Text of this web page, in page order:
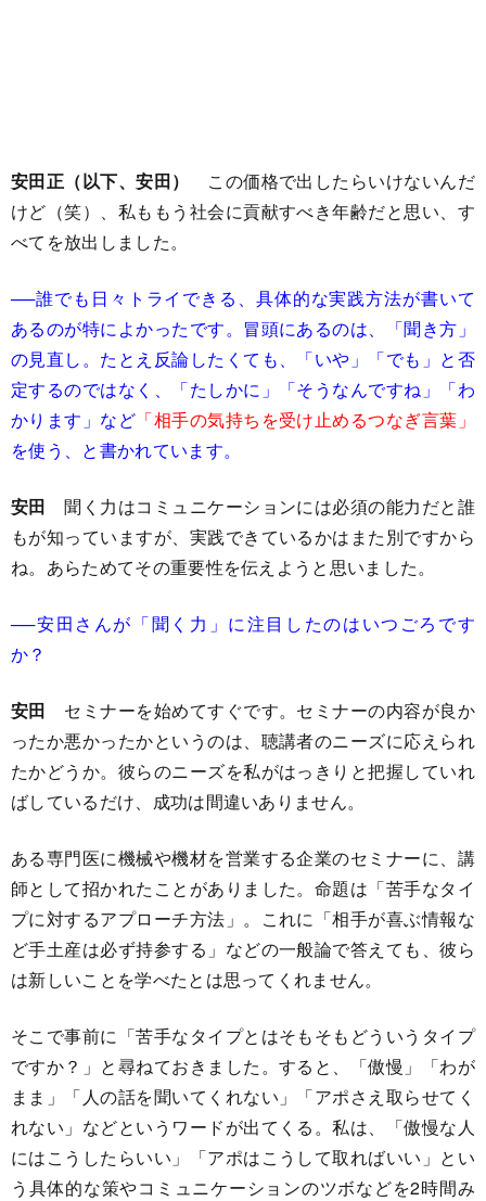
安田正（以下、安田）
この価格で出したらいけないんだ
けど（笑）、私ももう社会に貢献すべき年齢だと思い、す
べてを放出しました。
──誰でも日々トライできる、具体的な実践方法が書いて
あるのが特によかったです。冒頭にあるのは、「聞き方」
の見直し。たとえ反論したくても、「いや」「でも」と否
定するのではなく、「たしかに」「そうなんですね」「わ
かります」など 「相手の気持ちを受け止めるつなぎ言葉」
を使う、と書かれています。
安田 聞く力はコミュニケーションには必須の能力だと誰
もが知っていますが、実践できているかはまた別ですから
ね。あらためてその重要性を伝えようと思いました。
──安田さんが「聞く力」に注目したのはいつごろです
か？
安田 セミナーを始めてすぐです。セミナーの内容が良か
ったか悪かったかというのは、聴講者のニーズに応えられ
たかどうか。彼らのニーズを私がはっきりと把握していれ
ばしているだけ、成功は間違いありません。
ある専門医に機械や機材を営業する企業のセミナーに、講
師として招かれたことがありました。命題は「苦手なタイ
プに対するアプローチ方法」。これに「相手が喜ぶ情報な
ど手土産は必ず持参する」などの一般論で答えても、彼ら
は新しいことを学べたとは思ってくれません。
そこで事前に「苦手なタイプとはそもそもどういうタイプ
ですか？」と尋ねておきました。すると、「傲慢」「わが
まま」「人の話を聞いてくれない」「アポさえ取らせてく
れない」などというワードが出てくる。私は、「傲慢な人
にはこうしたらいい」「アポはこうして取ればいい」とい
う具体的な策やコミュニケーションのツボなどを2時間み